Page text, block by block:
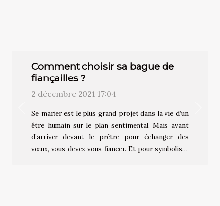
Comment choisir sa bague de
fiançailles ?
2 décembre 2021 17:04
Se marier est le plus grand projet dans la vie d’un
être humain sur le plan sentimental. Mais avant
d’arriver devant le prêtre pour échanger des
vœux, vous devez vous fiancer. Et pour symboliser
Previous